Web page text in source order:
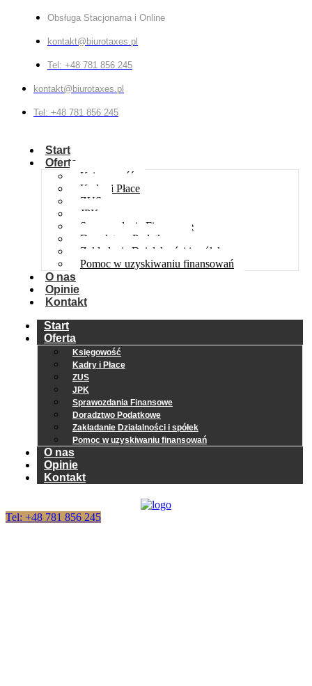
Obsługa Stacjonarna i Online
kontakt@biurotaxes.pl
Tel: +48 781 856 245
kontakt@biurotaxes.pl
Tel: +48 781 856 245
Start
Oferta
Księgowość
Kadry i Płace
ZUS
JPK
Sprawozdania Finansowe
Doradztwo Podatkowe
Zakładanie Działalności i spółek
Pomoc w uzyskiwaniu finansowań
O nas
Opinie
Kontakt
Start
Oferta
Księgowość
Kadry i Płace
ZUS
JPK
Sprawozdania Finansowe
Doradztwo Podatkowe
Zakładanie Działalności i spółek
Pomoc w uzyskiwaniu finansowań
O nas
Opinie
Kontakt
Tel: +48 781 856 245